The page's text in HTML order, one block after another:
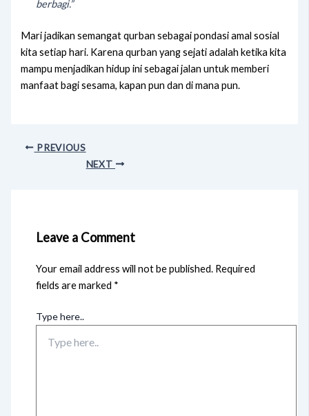
berbagi.”
Mari jadikan semangat qurban sebagai pondasi amal sosial
kita setiap hari. Karena qurban yang sejati adalah ketika kita
mampu menjadikan hidup ini sebagai jalan untuk memberi
manfaat bagi sesama, kapan pun dan di mana pun.
PREVIOUS
NEXT
Leave a Comment
Your email address will not be published. Required
fields are marked *
Type here..